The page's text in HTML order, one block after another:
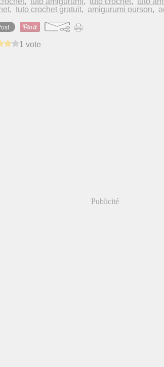
, tuto crochet gratuit, amigurumi ourson,
1 vote
Publicité